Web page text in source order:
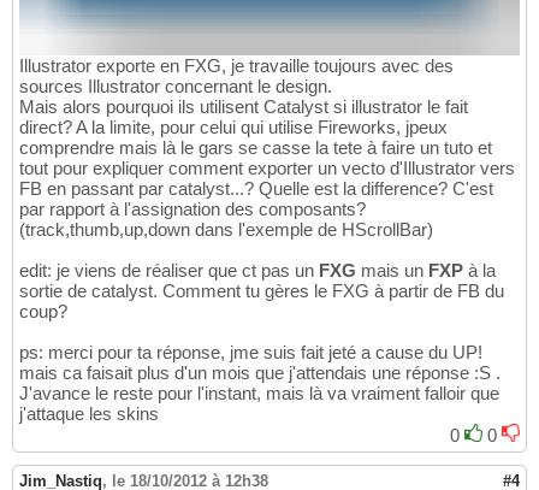
Illustrator exporte en FXG, je travaille toujours avec des
sources Illustrator concernant le design.
Mais alors pourquoi ils utilisent Catalyst si illustrator le fait
direct? A la limite, pour celui qui utilise Fireworks, jpeux
comprendre mais là le gars se casse la tete à faire un tuto et
tout pour expliquer comment exporter un vecto d'Illustrator vers
FB en passant par catalyst...? Quelle est la difference? C'est
par rapport à l'assignation des composants?
(track,thumb,up,down dans l'exemple de HScrollBar)
edit: je viens de réaliser que ct pas un FXG mais un FXP à la
sortie de catalyst. Comment tu gères le FXG à partir de FB du
coup?
ps: merci pour ta réponse, jme suis fait jeté a cause du UP!
mais ca faisait plus d'un mois que j'attendais une réponse :S .
J'avance le reste pour l'instant, mais là va vraiment falloir que
j'attaque les skins
0
0
Jim_Nastiq, le 18/10/2012 à 12h38 #4